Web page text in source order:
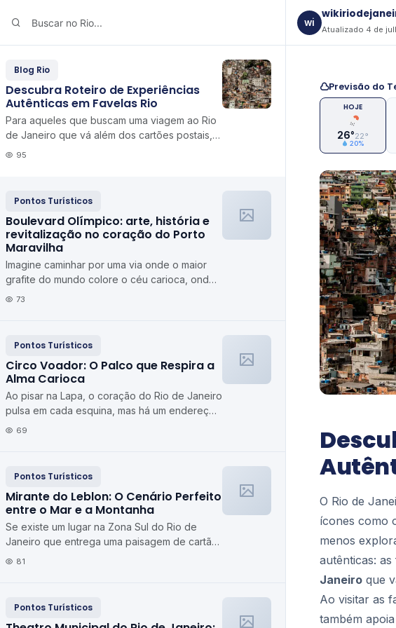
Blog Rio
Descubra Roteiro de Experiências
Autênticas em Favelas Rio
Para aqueles que buscam uma viagem ao Rio
de Janeiro que vá além dos cartões postais,
esse roteiro foi feito sob medida
95
Pontos Turísticos
Boulevard Olímpico: arte, história e
revitalização no coração do Porto
Maravilha
Imagine caminhar por uma via onde o maior
grafite do mundo colore o céu carioca, onde
armazéns centenários abrigam gastronomia e
73
Pontos Turísticos
Circo Voador: O Palco que Respira a
Alma Carioca
Ao pisar na Lapa, o coração do Rio de Janeiro
pulsa em cada esquina, mas há um endereço
que captura essa energia como poucos: o
69
Pontos Turísticos
Mirante do Leblon: O Cenário Perfeito
entre o Mar e a Montanha
Se existe um lugar na Zona Sul do Rio de
Janeiro que entrega uma paisagem de cartão-
postal sem exigir longas caminhadas ou
81
Pontos Turísticos
wi
Atualizado 4 de
Previsão do
HOJE
26°22°
20%
O Rio de
ícones como
menos
autênticas:
Janeiro que
Ao visitar as
também